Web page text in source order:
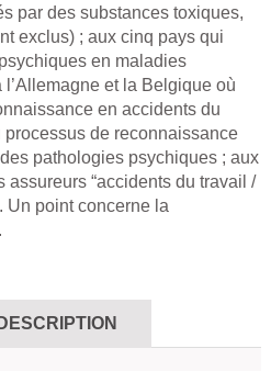
par des substances toxiques,
exclus) ; aux cinq pays qui
en maladies
et la Belgique où
en accidents du
de reconnaissance
pathologies psychiques ; aux
“accidents du travail /
Un point concerne la
DESCRIPTION